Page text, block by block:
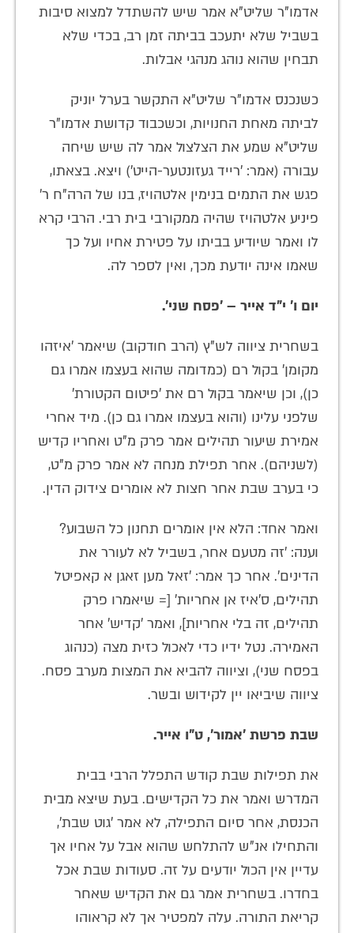
אדמו"ר שליט"א אמר שיש להשתדל למצוא סיבות
בשביל שלא יתעכב בביתה זמן רב, בכדי שלא
תבחין שהוא נוהג מנהגי אבלות.
כשנכנס אדמו"ר שליט"א התקשר בערל יוניק
לביתה מאחת החנויות, וכשכבוד קדושת אדמו"ר
שליט"א שמע את הצלצול אמר לה שיש שיחה
עבורה (אמר: 'רייד געזונטער-הייט') ויצא. בצאתו,
פגש את התמים בנימין אלטהויז, בנו של הרה"ח ר'
פיניע אלטהויז שהיה ממקורבי בית רבי. הרבי קרא
לו ואמר שיודיע בביתו על פטירת אחיו ועל כך
שאמו אינה יודעת מכך, ואין לספר לה.
יום ו' י"ד אייר – 'פסח שני'.
בשחרית ציווה לש"ץ (הרב חודקוב) שיאמר 'איזהו
מקומן' בקול רם (כמדומה שהוא בעצמו אמרו גם
כן), וכן שיאמר בקול רם את 'פיטום הקטורת'
שלפני עלינו (והוא בעצמו אמרו גם כן). מיד אחרי
אמירת שיעור תהילים אמר פרק מ"ט ואחריו קדיש
(לשניהם). אחר תפילת מנחה לא אמר פרק מ"ט,
כי בערב שבת אחר חצות לא אומרים צידוק הדין.
ואמר אחד: הלא אין אומרים תחנון כל השבוע?
וענה: 'זה מטעם אחר, בשביל לא לעורר את
הדינים'. אחר כך אמר: 'זאל מען זאגן א קאפיטל
תהילים, ס'איז אן אחריות' [= שיאמרו פרק
תהילים, זה בלי אחריות], ואמר 'קדיש' אחר
האמירה. נטל ידיו כדי לאכול כזית מצה (כנהוג
בפסח שני), וציווה להביא את המצות מערב פסח.
ציווה שיביאו יין לקידוש ובשר.
שבת פרשת 'אמור', ט"ו אייר.
את תפילות שבת קודש התפלל הרבי בבית
המדרש ואמר את כל הקדישים. בעת שיצא מבית
הכנסת, אחר סיום התפילה, לא אמר 'גוט שבת',
והתחילו אנ"ש להתלחש שהוא אבל על אחיו אך
עדיין אין הכול יודעים על זה. סעודות שבת אכל
בחדרו. בשחרית אמר גם את הקדיש שאחר
קריאת התורה. עלה למפטיר אך לא קראוהו